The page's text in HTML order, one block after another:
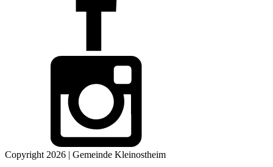
Copyright 2026 | Gemeinde Kleinostheim